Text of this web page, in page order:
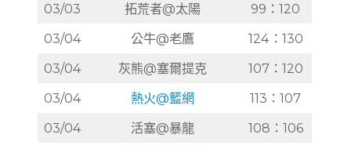
03/03
拓荒者@太陽
99：120
03/04
公牛@老鷹
124：130
03/04
灰熊@塞爾提克
107：120
03/04
熱火@籃網
113：107
03/04
活塞@暴龍
108：106